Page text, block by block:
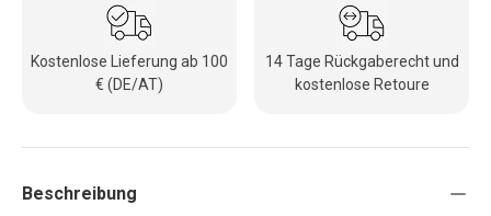
Kostenlose Lieferung ab 100
€ (DE/AT)
14 Tage Rückgaberecht und
kostenlose Retoure
Beschreibung